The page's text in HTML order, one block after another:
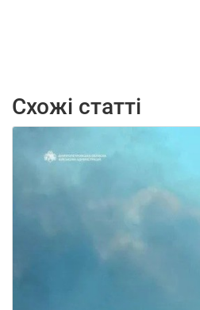
Схожі статті